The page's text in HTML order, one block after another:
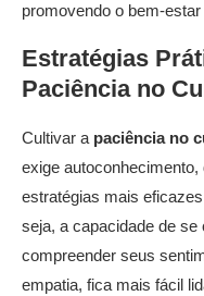
promovendo o bem-
Estratégias
Paciência no
Cultivar a paciência no
exige
estratégias mais
seja, a capacidade de se
compreender seus
empatia, fica mais fácil